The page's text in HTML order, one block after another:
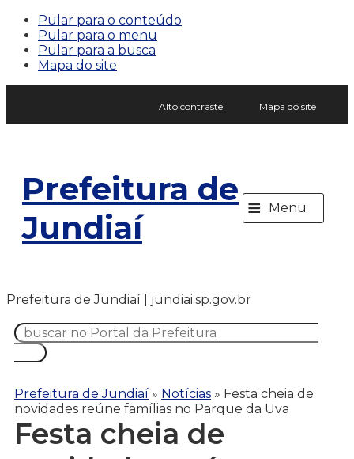
Pular para o conteúdo
Pular para o menu
Pular para a busca
Mapa do site
Alto contraste Mapa do site
Prefeitura de
Jundiaí
≡ Menu
Prefeitura de Jundiaí | jundiai.sp.gov.br
Prefeitura de Jundiaí » Notícias » Festa cheia de
novidades reúne famílias no Parque da Uva
Festa cheia de